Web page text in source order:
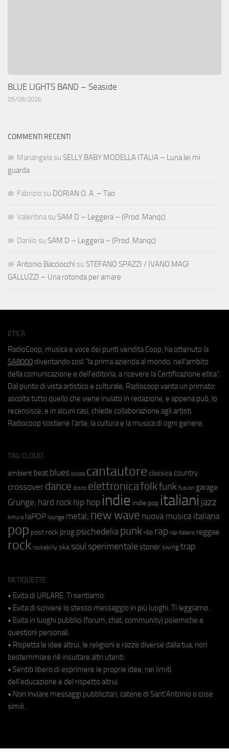
BLUE LIGHTS BAND – Seaside
05/08/2026
COMMENTI RECENTI
Mariangela su SELLY BABY MODELLA ITALIA – Luna lei mi
guarda
Fabrizio su DORIAN O. A. – Tao
Valentina su SAM D – Leggera – (Prod. Manqc)
Danilo su SAM D – Leggera – (Prod. Manqc)
Antonio Bacciocchi su STEFANO SPAZZI / IVANO MAGI
GALLUZZI – Una rotonda per amare
ETICA
RadioCoop, musica e voce dei punti vendita Coop, ha ottenuto la
SA8000 diventando così "la prima azienda al mondo, nell'ambito
della comunicazione e dell'editoria, a ricevere la Certificazione etica".
Dal punto di vista artistico e culturale, Radiocoop vanta un primato:
ascolta tutto quello che viene inviato in redazione, e appena può, lo
recensisce, e in alcuni casi, chiede collaborazione agli artisti.
Radiocoop sostiene l'arte, la cultura e la musica di ogni genere.
TAG CLOUD
ambient beat blues bossa cantautore classica country
crossover dance disco elettronicafolkfunk fusion garage
Grunge; hard rock hip hop indie indie pop italiani jazz
kimura laPOP lounge metal; new wave nuova musica italiana
pop post rock prog psichedeliapunk r&b rap rap italiano reggae
rock rockabilly ska soul sperimentale stoner swing trap
NETIQUETTE
• Evita di URLARE. Ti sentiamo.
• Evita di scrivere lo stesso messaggio in più luoghi. Ti leggiamo.
• Evita in luoghi pubblici (forum, chat, community) polemiche e
questioni personali.
• Rispetta le idee altrui, le religioni e razze diverse dalla tua, non
bestemmiare né insultare altri utenti.
• Sentiti libero di esprimere le proprie idee, nei limiti
dell'educazione e del rispetto altrui.
• Non inviare messaggi pubblicitari, catene di Sant'Antonio o cose
simili.